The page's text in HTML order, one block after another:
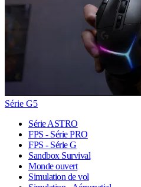
Série G5
Série ASTRO
FPS - Série PRO
FPS - Série G
Sandbox Survival
Monde ouvert
Simulation de vol